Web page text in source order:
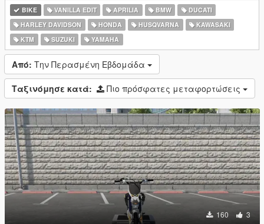
BIKE VANILLA EDIT APRILIA BMW
DUCATI
HARLEY DAVIDSON
HONDA HUSQVARNA
KAWASAKI
KTM
SUZUKI YAMAHA
Από: Την Περασμένη Εβδομάδα
Ταξινόμησε κατά: Πιο πρόσφατες μεταφορτώσεις
160 3